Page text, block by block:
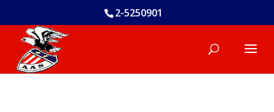
2-5250901